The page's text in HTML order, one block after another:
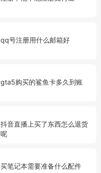
qq号注册用什么邮箱好
gta5购买的鲨鱼卡多久到账
抖音直播上买了东西怎么退货
呢
买笔记本需要准备什么配件